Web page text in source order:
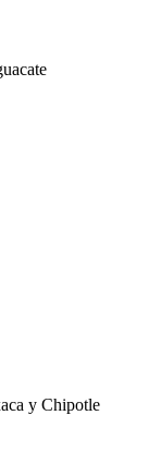
y Chipotle